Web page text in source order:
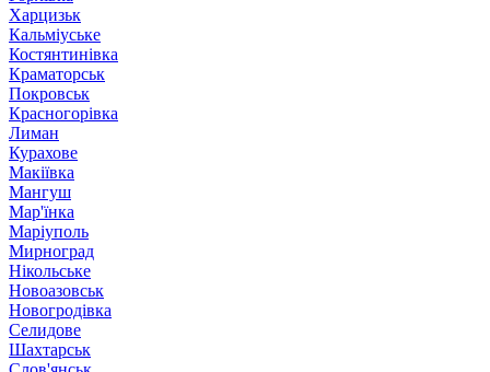
Харцизьк
Кальміуське
Костянтинівка
Краматорськ
Покровськ
Красногорівка
Лиман
Курахове
Макіївка
Мангуш
Мар'їнка
Маріуполь
Мирноград
Нікольське
Новоазовськ
Новогродівка
Селидове
Шахтарськ